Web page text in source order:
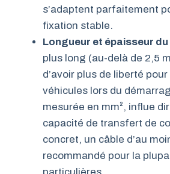
s’adaptent parfaitement
fixation stable.
Longueur et épaisseur
plus long (au-delà de 2,5
d’avoir plus de liberté
véhicules lors du
mesurée en mm², influe
capacité de transfert de
concret, un câble d’au
recommandé pour la